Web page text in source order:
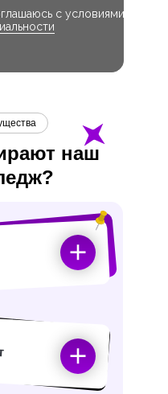
с условиями
наш